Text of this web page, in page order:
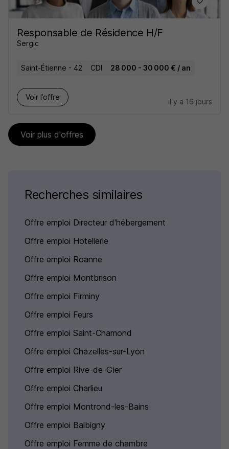
Responsable de Résidence H/F
Sergic
Saint-Étienne - 42 CDI 28 000 - 30 000 € / an
Voir l’offre
il y a 16 jours
Voir plus d'offres
Recherches similaires
Offre emploi Directeur d'hébergement
Offre emploi Hotellerie
Offre emploi Roanne
Offre emploi Montbrison
Offre emploi Firminy
Offre emploi Feurs
Offre emploi Saint-Chamond
Offre emploi Chazelles-sur-Lyon
Offre emploi Rive-de-Gier
Offre emploi Charlieu
Offre emploi Montrond-les-Bains
Offre emploi Balbigny
Offre emploi Femme de chambre